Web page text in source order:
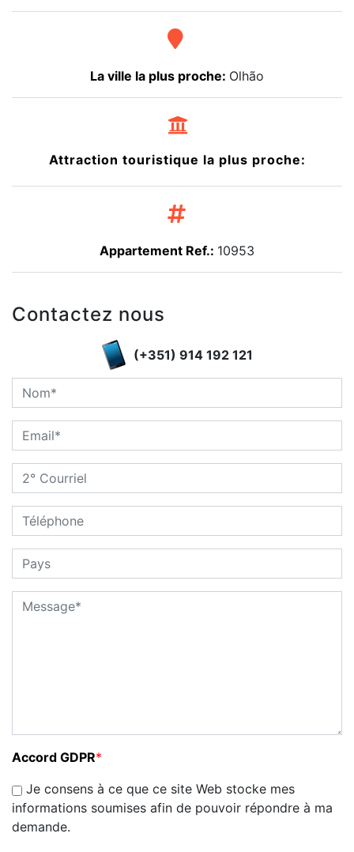
La ville la plus proche: Olhão
Attraction touristique la plus proche:
Appartement Ref.: 10953
Contactez nous
(+351) 914 192 121
Accord GDPR*
Je consens à ce que ce site Web stocke mes
informations soumises afin de pouvoir répondre à ma
demande.